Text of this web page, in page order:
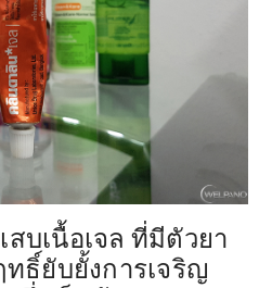
บเนื้อเจล ที่มีตัวยา
ธิ์ยับยั้งการเจริญ